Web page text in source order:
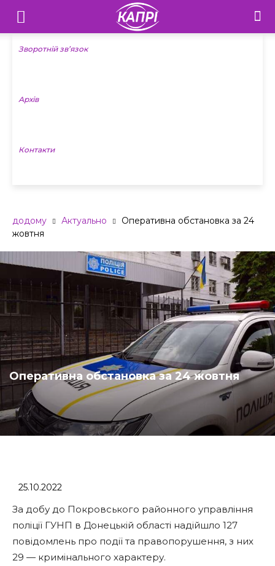
Телебачення
«Капрі»
Новини
Зворотній зв’язок
Архів
Контакти
додому Актуально
Оперативна обстановка за 24
жовтня
Оперативна обстановка за 24 жовтня
25.10.2022
За добу до Покровського районного управління
поліції ГУНП в Донецькій області надійшло 127
повідомлень про події та правопорушення, з них
29 — кримінального характеру.